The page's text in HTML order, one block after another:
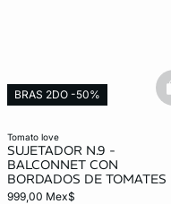
tomato love
SUJETADOR N.9 -
BALCONNET CON
BORDADOS DE TOMATES
999,00 Mex$
BRAS 2DO -50%